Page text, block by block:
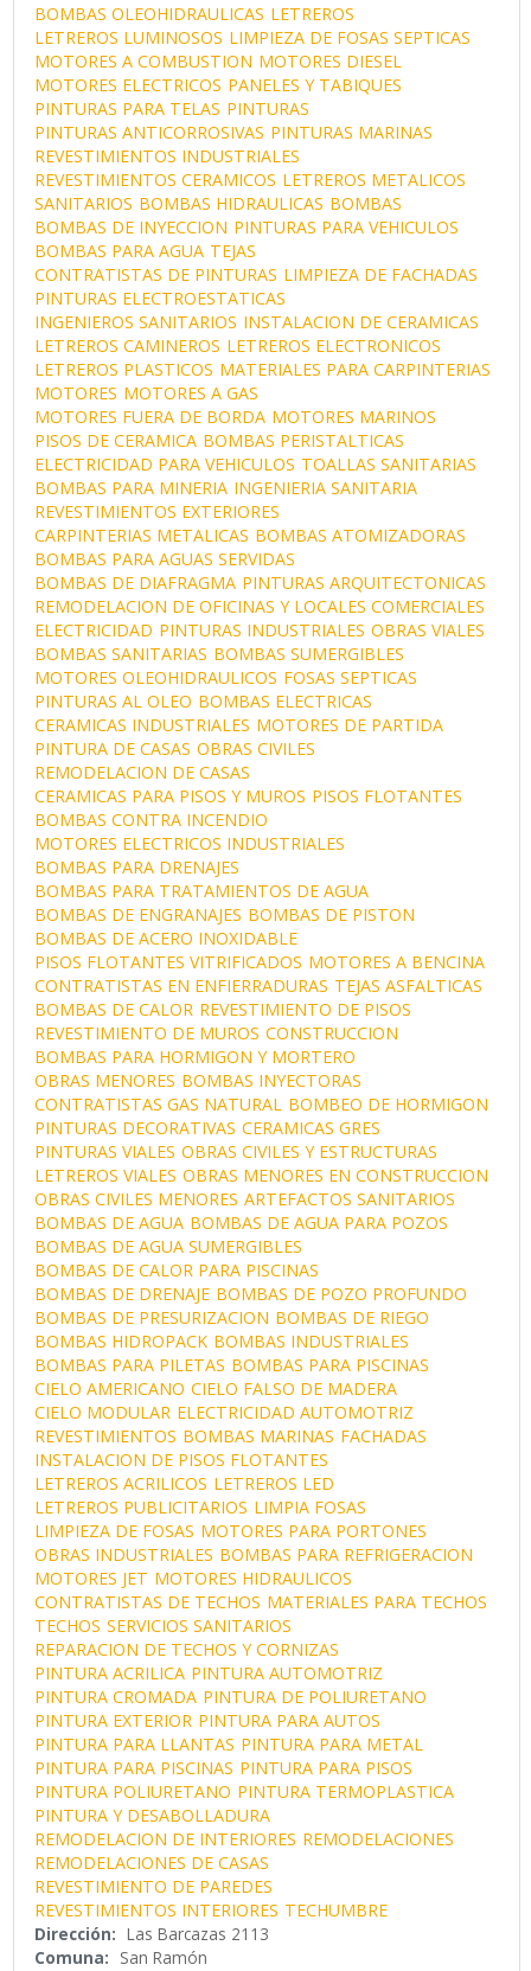
BOMBAS OLEOHIDRAULICAS LETREROS
LETREROS LUMINOSOS LIMPIEZA DE FOSAS SEPTICAS
MOTORES A COMBUSTION MOTORES DIESEL
MOTORES ELECTRICOS PANELES Y TABIQUES
PINTURAS PARA TELAS PINTURAS
PINTURAS ANTICORROSIVAS PINTURAS MARINAS
REVESTIMIENTOS INDUSTRIALES
REVESTIMIENTOS CERAMICOS LETREROS METALICOS
SANITARIOS BOMBAS HIDRAULICAS BOMBAS
BOMBAS DE INYECCION PINTURAS PARA VEHICULOS
BOMBAS PARA AGUA TEJAS
CONTRATISTAS DE PINTURAS LIMPIEZA DE FACHADAS
PINTURAS ELECTROESTATICAS
INGENIEROS SANITARIOS INSTALACION DE CERAMICAS
LETREROS CAMINEROS LETREROS ELECTRONICOS
LETREROS PLASTICOS MATERIALES PARA CARPINTERIAS
MOTORES MOTORES A GAS
MOTORES FUERA DE BORDA MOTORES MARINOS
PISOS DE CERAMICA BOMBAS PERISTALTICAS
ELECTRICIDAD PARA VEHICULOS TOALLAS SANITARIAS
BOMBAS PARA MINERIA INGENIERIA SANITARIA
REVESTIMIENTOS EXTERIORES
CARPINTERIAS METALICAS BOMBAS ATOMIZADORAS
BOMBAS PARA AGUAS SERVIDAS
BOMBAS DE DIAFRAGMA PINTURAS ARQUITECTONICAS
REMODELACION DE OFICINAS Y LOCALES COMERCIALES
ELECTRICIDAD PINTURAS INDUSTRIALES OBRAS VIALES
BOMBAS SANITARIAS BOMBAS SUMERGIBLES
MOTORES OLEOHIDRAULICOS FOSAS SEPTICAS
PINTURAS AL OLEO BOMBAS ELECTRICAS
CERAMICAS INDUSTRIALES MOTORES DE PARTIDA
PINTURA DE CASAS OBRAS CIVILES
REMODELACION DE CASAS
CERAMICAS PARA PISOS Y MUROS PISOS FLOTANTES
BOMBAS CONTRA INCENDIO
MOTORES ELECTRICOS INDUSTRIALES
BOMBAS PARA DRENAJES
BOMBAS PARA TRATAMIENTOS DE AGUA
BOMBAS DE ENGRANAJES BOMBAS DE PISTON
BOMBAS DE ACERO INOXIDABLE
PISOS FLOTANTES VITRIFICADOS MOTORES A BENCINA
CONTRATISTAS EN ENFIERRADURAS TEJAS ASFALTICAS
BOMBAS DE CALOR REVESTIMIENTO DE PISOS
REVESTIMIENTO DE MUROS CONSTRUCCION
BOMBAS PARA HORMIGON Y MORTERO
OBRAS MENORES BOMBAS INYECTORAS
CONTRATISTAS GAS NATURAL BOMBEO DE HORMIGON
PINTURAS DECORATIVAS CERAMICAS GRES
PINTURAS VIALES OBRAS CIVILES Y ESTRUCTURAS
LETREROS VIALES OBRAS MENORES EN CONSTRUCCION
OBRAS CIVILES MENORES ARTEFACTOS SANITARIOS
BOMBAS DE AGUA BOMBAS DE AGUA PARA POZOS
BOMBAS DE AGUA SUMERGIBLES
BOMBAS DE CALOR PARA PISCINAS
BOMBAS DE DRENAJE BOMBAS DE POZO PROFUNDO
BOMBAS DE PRESURIZACION BOMBAS DE RIEGO
BOMBAS HIDROPACK BOMBAS INDUSTRIALES
BOMBAS PARA PILETAS BOMBAS PARA PISCINAS
CIELO AMERICANO CIELO FALSO DE MADERA
CIELO MODULAR ELECTRICIDAD AUTOMOTRIZ
REVESTIMIENTOS BOMBAS MARINAS FACHADAS
INSTALACION DE PISOS FLOTANTES
LETREROS ACRILICOS LETREROS LED
LETREROS PUBLICITARIOS LIMPIA FOSAS
LIMPIEZA DE FOSAS MOTORES PARA PORTONES
OBRAS INDUSTRIALES BOMBAS PARA REFRIGERACION
MOTORES JET MOTORES HIDRAULICOS
CONTRATISTAS DE TECHOS MATERIALES PARA TECHOS
TECHOS SERVICIOS SANITARIOS
REPARACION DE TECHOS Y CORNIZAS
PINTURA ACRILICA PINTURA AUTOMOTRIZ
PINTURA CROMADA PINTURA DE POLIURETANO
PINTURA EXTERIOR PINTURA PARA AUTOS
PINTURA PARA LLANTAS PINTURA PARA METAL
PINTURA PARA PISCINAS PINTURA PARA PISOS
PINTURA POLIURETANO PINTURA TERMOPLASTICA
PINTURA Y DESABOLLADURA
REMODELACION DE INTERIORES REMODELACIONES
REMODELACIONES DE CASAS
REVESTIMIENTO DE PAREDES
REVESTIMIENTOS INTERIORES TECHUMBRE
Dirección: Las Barcazas 2113
Comuna: San Ramón